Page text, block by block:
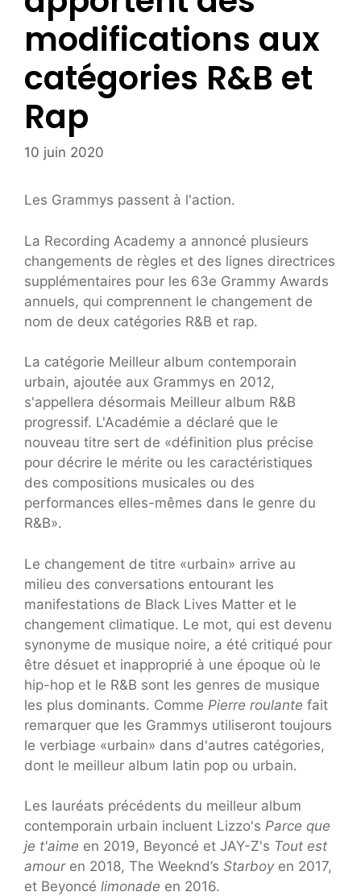
modifications aux
catégories R&B et
Rap
10 juin 2020
Les Grammys passent à l'action.
La Recording Academy a annoncé plusieurs
changements de règles et des lignes directrices
supplémentaires pour les 63e Grammy Awards
annuels, qui comprennent le changement de
nom de deux catégories R&B et rap.
La catégorie Meilleur album contemporain
urbain, ajoutée aux Grammys en 2012,
s'appellera désormais Meilleur album R&B
progressif. L'Académie a déclaré que le
nouveau titre sert de «définition plus précise
pour décrire le mérite ou les caractéristiques
des compositions musicales ou des
performances elles-mêmes dans le genre du
R&B».
Le changement de titre «urbain» arrive au
milieu des conversations entourant les
manifestations de Black Lives Matter et le
changement climatique. Le mot, qui est devenu
synonyme de musique noire, a été critiqué pour
être désuet et inapproprié à une époque où le
hip-hop et le R&B sont les genres de musique
les plus dominants. Comme Pierre roulante fait
remarquer que les Grammys utiliseront toujours
le verbiage «urbain» dans d'autres catégories,
dont le meilleur album latin pop ou urbain.
Les lauréats précédents du meilleur album
contemporain urbain incluent Lizzo's Parce que
je t'aime en 2019, Beyoncé et JAY-Z's Tout est
amouren 2018, The Weeknd’s Starboyen 2017,
et Beyoncé limonade en 2016.